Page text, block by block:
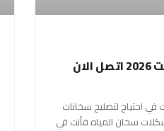
تصليح سخانات في الكويت 2026 اتصل الان
في احتياج لتصليح سخانات
سخان المياه فأنت في